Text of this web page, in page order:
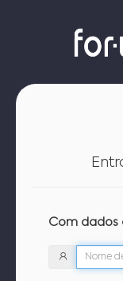
Com dados